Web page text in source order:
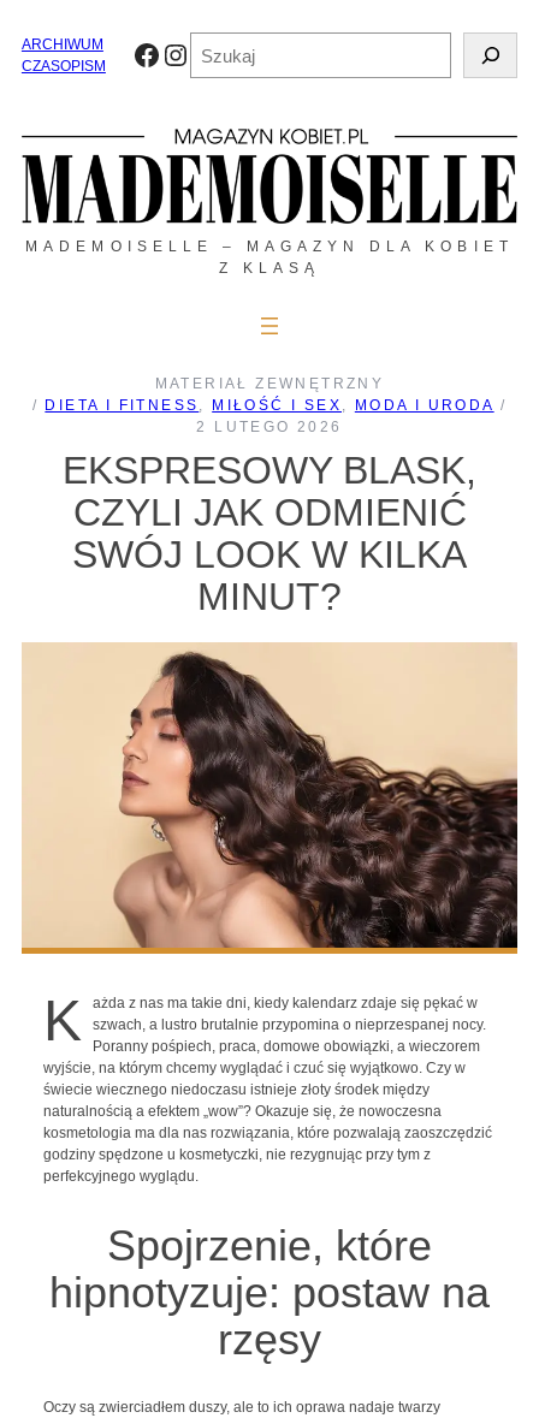
treściARCHIWUM
CZASOPISM
Facebook
Instagram
MADEMOISELLE – MAGAZYN DLA KOBIET
Z KLASĄ
MATERIAŁ ZEWNĘTRZNY
/
DIETA I FITNESS , MIŁOŚĆ I SEX , MODA I URODA /
2 LUTEGO 2026
EKSPRESOWY BLASK,
CZYLI JAK ODMIENIĆ
SWÓJ LOOK W KILKA
MINUT?
K
ażda z nas ma takie dni, kiedy kalendarz zdaje się pękać w
szwach, a lustro brutalnie przypomina o nieprzespanej nocy.
Poranny pośpiech, praca, domowe obowiązki, a wieczorem
wyjście, na którym chcemy wyglądać i czuć się wyjątkowo. Czy w
świecie wiecznego niedoczasu istnieje złoty środek między
naturalnością a efektem „wow”? Okazuje się, że nowoczesna
kosmetologia ma dla nas rozwiązania, które pozwalają zaoszczędzić
godziny spędzone u kosmetyczki, nie rezygnując przy tym z
perfekcyjnego wyglądu.
Spojrzenie, które
hipnotyzuje: postaw na
rzęsy
Oczy są zwierciadłem duszy, ale to ich oprawa nadaje twarzy